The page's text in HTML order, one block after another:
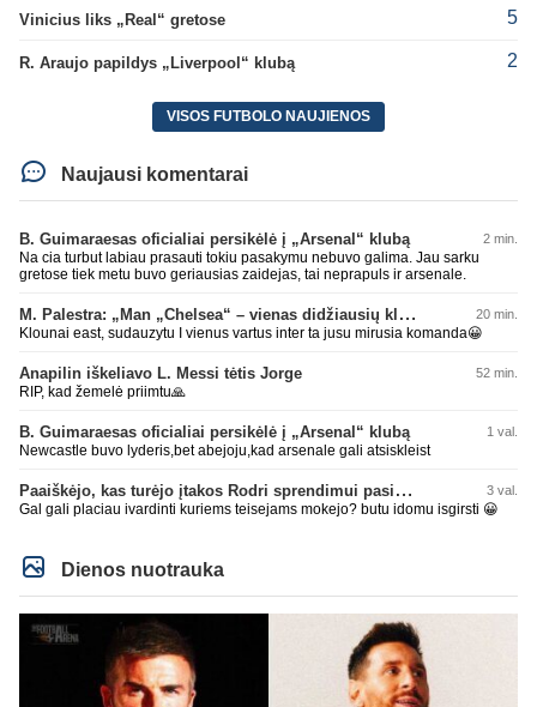
Vinicius liks „Real“ gretose 5
R. Araujo papildys „Liverpool“ klubą 2
VISOS FUTBOLO NAUJIENOS
Naujausi komentarai
B. Guimaraesas oficialiai persikėlė į „Arsenal“ klubą 2 min.
Na cia turbut labiau prasauti tokiu pasakymu nebuvo galima. Jau sarku
gretose tiek metu buvo geriausias zaidejas, tai neprapuls ir arsenale.
M. Palestra: „Man „Chelsea“ – vienas didžiausių klubų futbole“ 20 min.
Klounai east, sudauzytu I vienus vartus inter ta jusu mirusia komanda😀
Anapilin iškeliavo L. Messi tėtis Jorge 52 min.
RIP, kad žemelė priimtu🙏
B. Guimaraesas oficialiai persikėlė į „Arsenal“ klubą 1 val.
Newcastle buvo lyderis,bet abejoju,kad arsenale gali atsiskleist
Paaiškėjo, kas turėjo įtakos Rodri sprendimui pasirinkti Barselonos pusę 3 val.
Gal gali placiau ivardinti kuriems teisejams mokejo? butu idomu isgirsti 😀
Dienos nuotrauka